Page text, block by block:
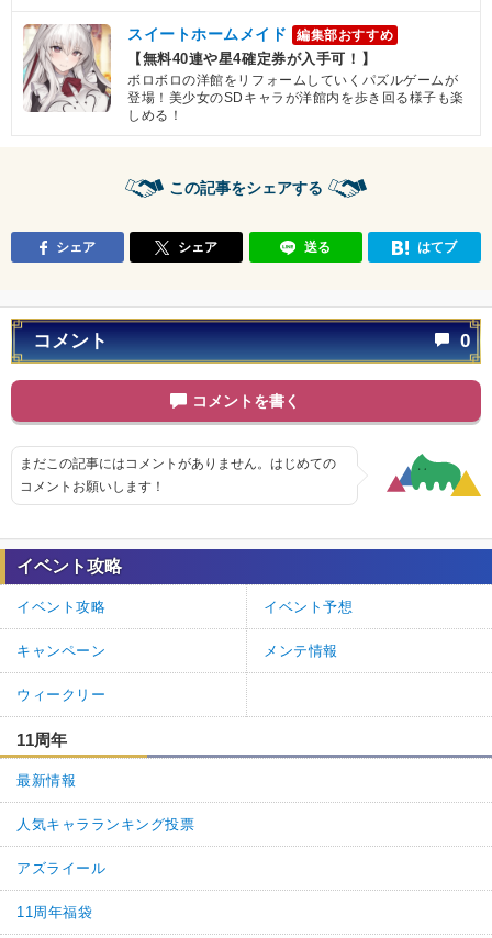
スイートホームメイド 編集部おすすめ
【無料40連や星4確定券が入手可！】
ボロボロの洋館をリフォームしていくパズルゲームが
登場！美少女のSDキャラが洋館内を歩き回る様子も楽
しめる！
この記事をシェアする
シェア シェア 送る はてブ
コメント 0
コメントを書く
まだこの記事にはコメントがありません。はじめての
コメントお願いします！
イベント攻略
イベント攻略 イベント予想
キャンペーン メンテ情報
ウィークリー
11周年
最新情報
人気キャラランキング投票
アズライール
11周年福袋